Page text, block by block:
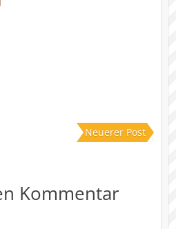
Neuerer Post
Kommentar